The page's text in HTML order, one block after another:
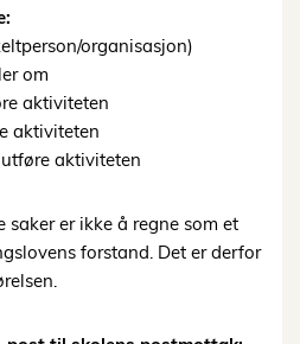
organisasjon)
om
aktiviteten
aktiviteten
aktiviteten
saker er ikke å regne som et
forstand. Det er derfor